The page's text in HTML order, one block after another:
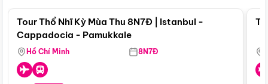
Tour Thổ Nhĩ Kỳ Mùa Thu 8N7Đ | Istanbul -
Cappadocia - Pamukkale
Hồ Chí Minh 8N7Đ